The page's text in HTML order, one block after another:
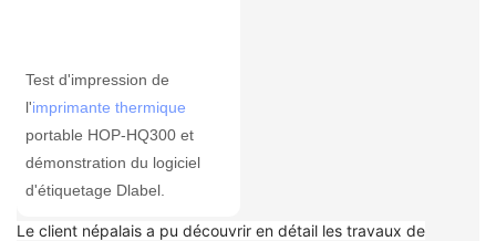
Test d'impression de
l'imprimante thermique
portable HOP-HQ300 et
démonstration du logiciel
d'étiquetage Dlabel.
Le client népalais a pu découvrir en détail les travaux de